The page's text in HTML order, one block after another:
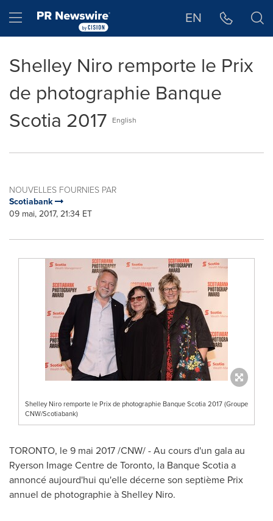
Hamburger menu EN
Shelley Niro remporte le Prix
de photographie Banque
Scotia 2017 English
NOUVELLES FOURNIES PAR
Scotiabank
09 mai, 2017, 21:34 ET
Shelley Niro remporte le Prix de photographie Banque Scotia 2017 (Groupe
CNW/Scotiabank)
TORONTO, le 9 mai 2017 /CNW/ - Au cours d'un gala au
Ryerson Image Centre deToronto, la Banque Scotia a
annoncé aujourd'hui qu'elle décerne son septième Prix
annuel de photographie àShelley Niro.